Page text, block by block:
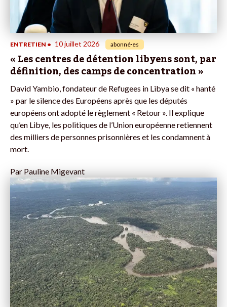
ENTRETIEN • 10 juillet 2026 abonné·es
« Les centres de détention libyens sont, par
définition, des camps de concentration »
David Yambio, fondateur de Refugees in Libya se dit « hanté
» par le silence des Européens après que les députés
européens ont adopté le règlement « Retour ». Il explique
qu’en Libye, les politiques de l’Union européenne retiennent
des milliers de personnes prisonnières et les condamnent à
mort.
Par Pauline Migevant